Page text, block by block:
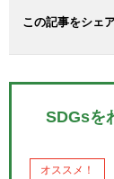
この記事をシェ
SDGsを
オススメ！